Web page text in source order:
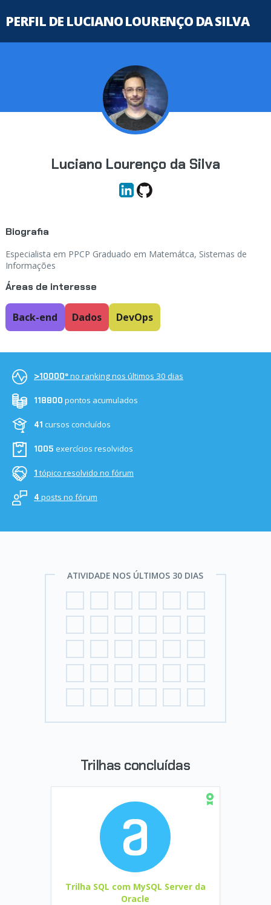
PERFIL DE LUCIANO LOURENÇO DA SILVA
Luciano Lourenço da Silva
Biografia
Especialista em PPCP Graduado em Matemátca, Sistemas de
Informações
Áreas de interesse
Back-end Dados DevOps
>10000ºno ranking nos últimos 30 dias
118800 pontos acumulados
41 cursos concluídos
1005 exercícios resolvidos
1 tópico resolvido no fórum
4posts no fórum
ATIVIDADE NOS ÚLTIMOS 30 DIAS
Trilhas concluídas
Trilha SQL com MySQL Server da
Oracle